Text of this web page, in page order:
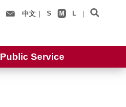
中文 S M L
Public Service